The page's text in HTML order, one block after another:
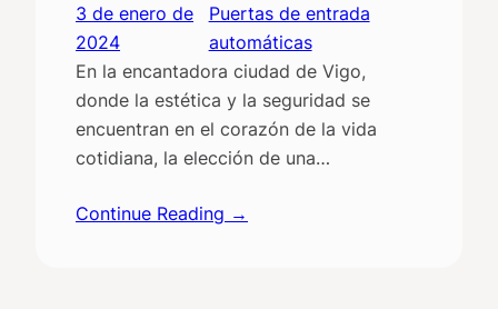
3 de enero de
2024
Puertas de entrada
automáticas
En la encantadora ciudad de Vigo,
donde la estética y la seguridad se
encuentran en el corazón de la vida
cotidiana, la elección de una…
Continue Reading →